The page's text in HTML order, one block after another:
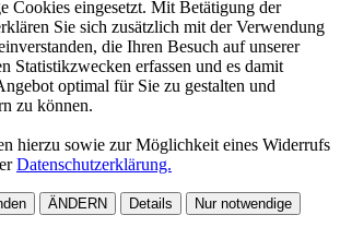
Cookies eingesetzt. Mit Betätigung der
Sie sich zusätzlich mit der Verwendung
die Ihren Besuch auf unserer
Statistikzwecken erfassen und es damit
optimal für Sie zu gestalten und
zu können.
hierzu sowie zur Möglichkeit eines Widerrufs
Datenschutzerklärung.
ÄNDERN Details Nur notwendige